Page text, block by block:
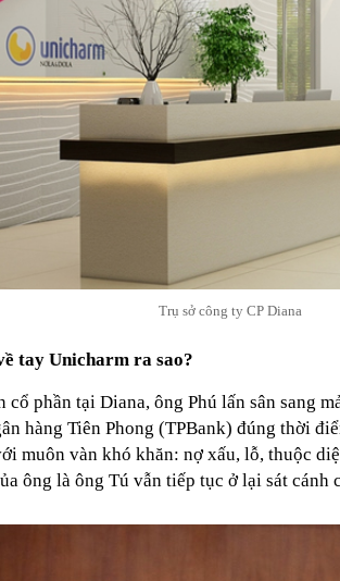
Trụ sở công ty CP Diana
tay Unicharm ra sao?
cổ phần tại Diana, ông Phú lấn sân sang
hàng Tiên Phong (TPBank) đúng thời
muôn vàn khó khăn: nợ xấu, lỗ, thuộc
ông là ông Tú vẫn tiếp tục ở lại sát cánh